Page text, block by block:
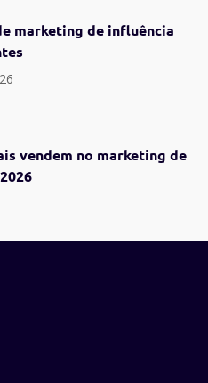
marketing de influência
vendem no marketing de